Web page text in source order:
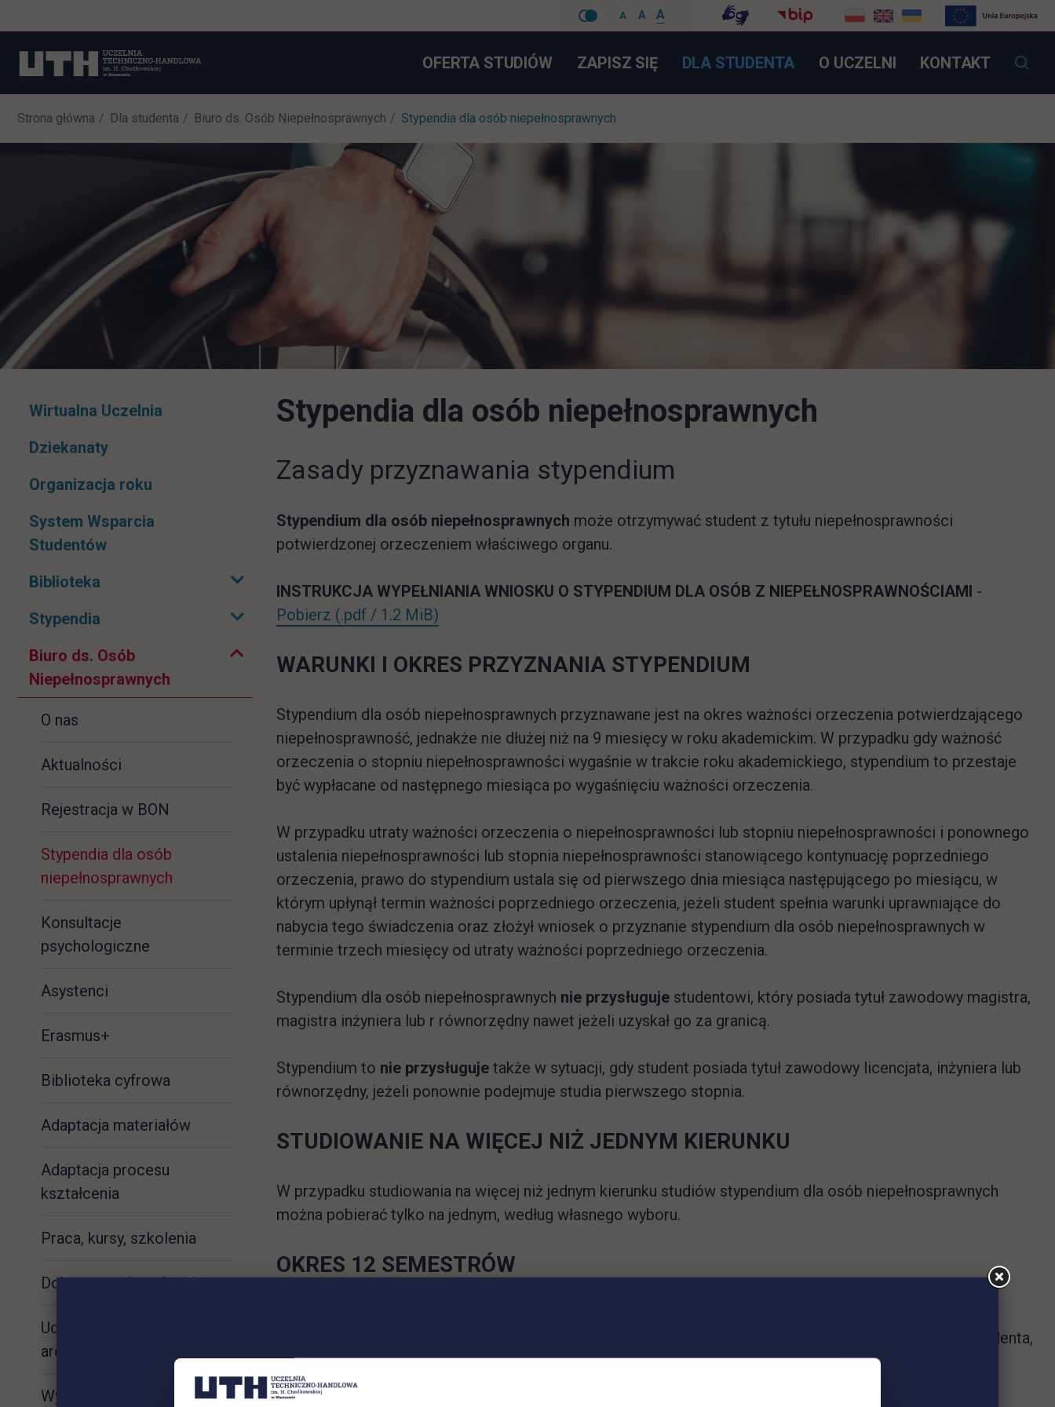
A A A
nawigacje
OFERTA STUDIÓW ZAPISZ SIĘLINK OTWIERA SIĘ W NOWEJ KARCIE
DLA STUDENTA O UCZELNI KONTAKT
Strona główna Dla studenta Biuro ds. Osób Niepełnosprawnych Stypendia dla osób niepełnosprawnych
Pomiń
Wirtualna Uczelnia
Dziekanaty
Organizacja roku
System Wsparcia
Studentów
Biblioteka
Rozwiń podmenu
Stypendia Rozwiń podmenu
Biuro ds. Osób
Niepełnosprawnych
Zwiń podmenu
O nas
Aktualności
Rejestracja w BON
Stypendia dla osób
niepełnosprawnych
Konsultacje
psychologiczne
Asystenci
Erasmus+
Biblioteka cyfrowa
Adaptacja materiałów
Adaptacja procesu
kształcenia
Praca, kursy, szkolenia
Dokumenty do pobrania
Udogodnienia
architektoniczne
Wypożyczalnia sprzętu
Stypendia dla osób niepełnosprawnych
Zasady przyznawania stypendium
Stypendium dla osób niepełnosprawnych może otrzymywać student z tytułu niepełnosprawności
potwierdzonej orzeczeniem właściwego organu.
INSTRUKCJA WYPEŁNIANIA WNIOSKU O STYPENDIUM DLA OSÓB Z NIEPEŁNOSPRAWNOŚCIAMI -
Pobierz INSTRUKCJA_NIEPEŁNOSPRAWNI.pdf
(.pdf / 1.2 MiB)
WARUNKI I OKRES PRZYZNANIA STYPENDIUM
Stypendium dla osób niepełnosprawnych przyznawane jest na okres ważności orzeczenia potwierdzającego
niepełnosprawność, jednakże nie dłużej niż na 9 miesięcy w roku akademickim. W przypadku gdy ważność
orzeczenia o stopniu niepełnosprawności wygaśnie w trakcie roku akademickiego, stypendium to przestaje
być wypłacane od następnego miesiąca po wygaśnięciu ważności orzeczenia.
W przypadku utraty ważności orzeczenia o niepełnosprawności lub stopniu niepełnosprawności i ponownego
ustalenia niepełnosprawności lub stopnia niepełnosprawności stanowiącego kontynuację poprzedniego
orzeczenia, prawo do stypendium ustala się od pierwszego dnia miesiąca następującego po miesiącu, w
którym upłynął termin ważności poprzedniego orzeczenia, jeżeli student spełnia warunki uprawniające do
nabycia tego świadczenia oraz złożył wniosek o przyznanie stypendium dla osób niepełnosprawnych w
terminie trzech miesięcy od utraty ważności poprzedniego orzeczenia.
Stypendium dla osób niepełnosprawnych nie przysługuje studentowi, który posiada tytuł zawodowy magistra,
magistra inżyniera lub r równorzędny nawet jeżeli uzyskał go za granicą.
Stypendium to nie przysługuje także w sytuacji, gdy student posiada tytuł zawodowy licencjata, inżyniera lub
równorzędny, jeżeli ponownie podejmuje studia pierwszego stopnia.
STUDIOWANIE NA WIĘCEJ NIŻ JEDNYM KIERUNKU
W przypadku studiowania na więcej niż jednym kierunku studiów stypendium dla osób niepełnosprawnych
można pobierać tylko na jednym, według własnego wyboru.
OKRES 12 SEMESTRÓW
magisterskich, jednak nie dłużej niż przez okres 12 semestrów, bez względu na ich pobieranie przez studenta,
z zastrzeżeniem, że w ramach tego okresu świadczenia przysługują na studiach: